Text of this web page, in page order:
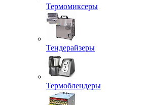
Термомиксеры
Тендерайзеры
Термоблендеры